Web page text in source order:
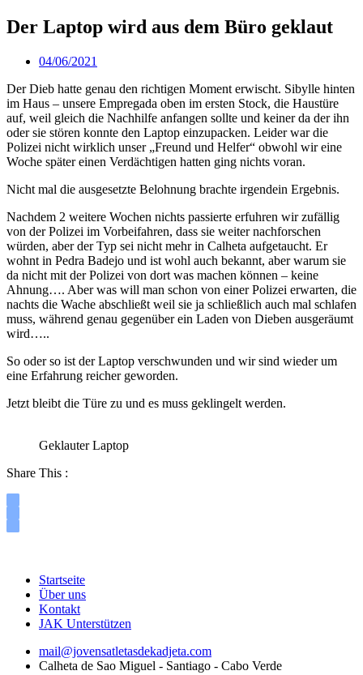
Der Laptop wird aus dem Büro geklaut
04/06/2021
Der Dieb hatte genau den richtigen Moment erwischt. Sibylle hinten
im Haus – unsere Empregada oben im ersten Stock, die Haustüre
auf, weil gleich die Nachhilfe anfangen sollte und keiner da der ihn
oder sie stören konnte den Laptop einzupacken. Leider war die
Polizei nicht wirklich unser „Freund und Helfer“ obwohl wir eine
Woche später einen Verdächtigen hatten ging nichts voran.
Nicht mal die ausgesetzte Belohnung brachte irgendein Ergebnis.
Nachdem 2 weitere Wochen nichts passierte erfuhren wir zufällig
von der Polizei im Vorbeifahren, dass sie weiter nachforschen
würden, aber der Typ sei nicht mehr in Calheta aufgetaucht. Er
wohnt in Pedra Badejo und ist wohl auch bekannt, aber warum sie
da nicht mit der Polizei von dort was machen können – keine
Ahnung…. Aber was will man schon von einer Polizei erwarten, die
nachts die Wache abschließt weil sie ja schließlich auch mal schlafen
muss, während genau gegenüber ein Laden von Dieben ausgeräumt
wird…..
So oder so ist der Laptop verschwunden und wir sind wieder um
eine Erfahrung reicher geworden.
Jetzt bleibt die Türe zu und es muss geklingelt werden.
Geklauter Laptop
Share This :
Startseite
Über uns
Kontakt
JAK Unterstützen
mail@jovensatletasdekadjeta.com
Calheta de Sao Miguel - Santiago - Cabo Verde